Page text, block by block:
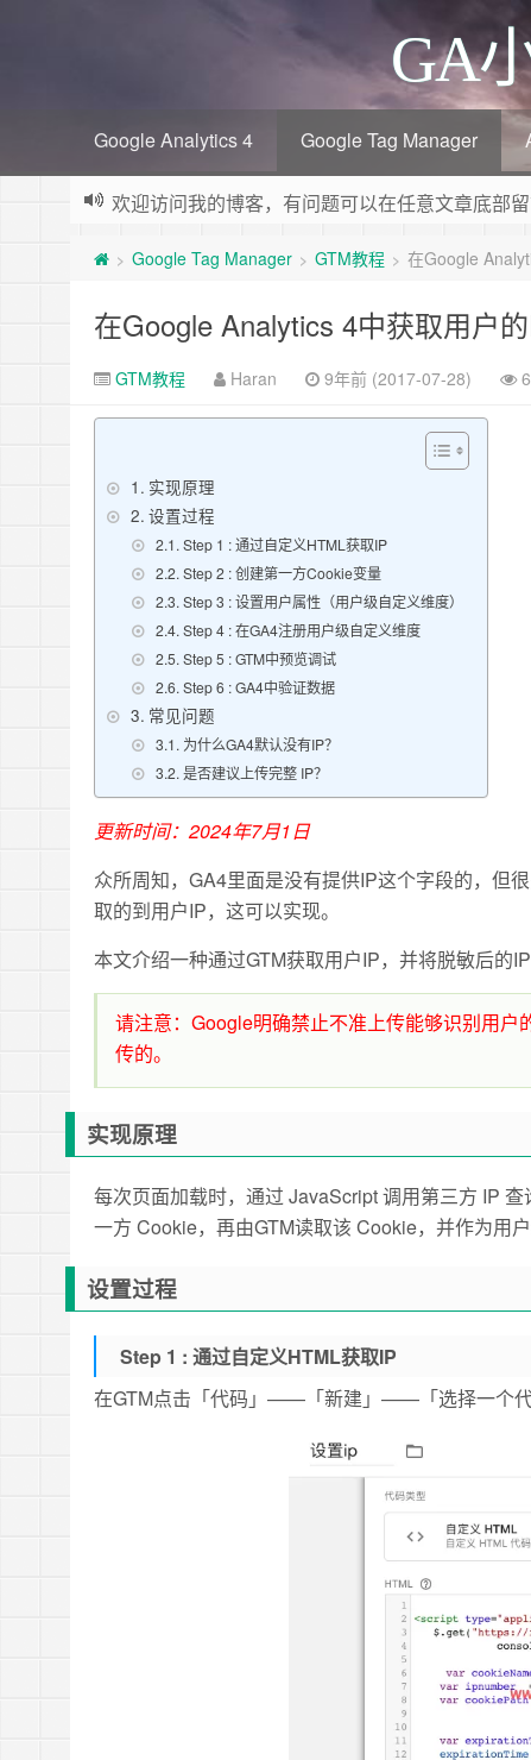
GA
Google Analytics 4 Google Tag Manager
欢迎访问我的博客，有问题可以在任意文章底部
> Google Tag Manager > GTM教程 > 在Google
在Google Analytics 4中获取用户的
GTM教程 Haran 9年前 (2017-07-28)
实现原理
设置过程
Step 1 : 通过自定义HTML获取IP
Step 2 : 创建第一方Cookie变量
Step 3 : 设置用户属性（用户级自定义维度）
Step 4 : 在GA4注册用户级自定义维度
Step 5 : GTM中预览调试
Step 6 : GA4中验证数据
常见问题
为什么GA4默认没有IP？
是否建议上传完整 IP？
更新时间：2024年7月1日
众所周知，GA4里面是没有提供IP这个字段的， 但
取的到用户IP，这可以实现。
本文介绍一种通过GTM获取用户IP，并将脱敏后的
请注意：Google明确禁止不准上传能够识别用
传的。
实现原理
每次页面加载时，通过 JavaScript 调用第三方 IP
一方 Cookie，再由GTM读取该 Cookie，并作为用
设置过程
Step 1 : 通过自定义HTML获取IP
在GTM点击「代码」——「新建」——「选择一个